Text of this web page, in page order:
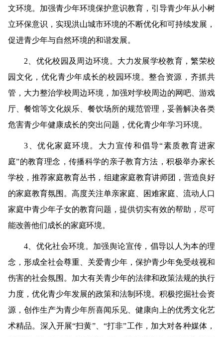
文环境。加强青少年环境保护意识教育，引导青少年从小树
立环保意识，实现洪山城市环境的不断优化和可持续发展，
促进青少年与自然环境的和谐发展。
2 、优化校园及周边环境。 大力发展学校教育，繁荣校
园文化，优化青少年成长的校园环境。整合资源，齐抓共
管，大力整治学校周边环境，加强对学校周边的网吧、游戏
厅、餐馆等文化娱乐、餐饮场所的规范管理，妥善解决各类
危害青少年健康成长的突出问题，优化青少年学习环境。
3 、优化家庭环境。 大力宣传和倡导“素质教育进家
庭”的教育理念，传播科学的亲子教育方法，积极举办家长
学校，推荐家庭教育丛书，组建家庭教育讲师团， 营造良好
的家庭教育氛围。高度关注单亲家庭、困难家庭、流动人口
家庭中青少年子女的教育问题，提供切实有效的帮助，尽可
能改善他们成长的家庭环境。
4 、优化社会环境。 加强舆论宣传，倡导以人为本的理
念，形成全社会尊重、关爱青少年，保护青少年免受歧视和
伤害的社会氛围。加大有关青少年的法律和政策法规的执行
力度，优化青少年发展的政策和法制环境。积极挖掘社会资
源，创作生产为青少年所喜闻乐见、健康向上的优秀文化艺
术精品。深入开展“扫黄”、“打非”工作，加大对各种媒体，